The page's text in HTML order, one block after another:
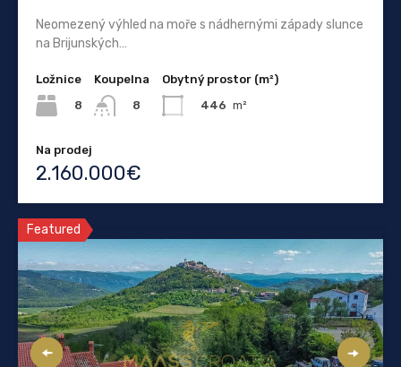
Neomezený výhled na moře s nádhernými západy slunce
na Brijunských…
Ložnice
8
Koupelna
8
Obytný prostor (m²)
446 m²
Na prodej
2.160.000€
Featured